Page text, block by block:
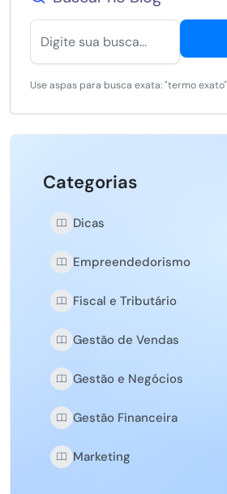
Use aspas para busca exata: "termo exato"
Categorias
Dicas
Empreendedorismo
Fiscal e Tributário
Gestão de Vendas
Gestão e Negócios
Gestão Financeira
Marketing